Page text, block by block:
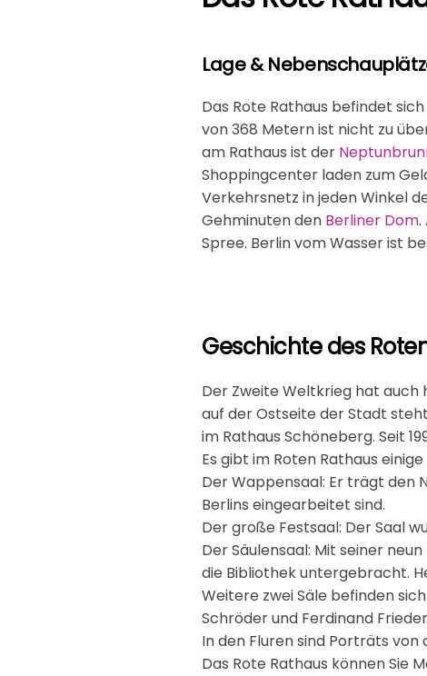
Lage &
Das Rote Rathaus befindet
von 368 Metern ist nicht zu
am Rathaus ist der
Shoppingcenter laden zum
Verkehrsnetz in jeden Winkel
Gehminuten den Berliner Dom.
Spree. Berlin vom Wasser ist
Geschichte des
Der Zweite Weltkrieg hat auch
auf der Ostseite der Stadt
im Rathaus Schöneberg. Seit
Es gibt im Roten Rathaus
Der Wappensaal: Er trägt den
Berlins eingearbeitet sind.
Der große Festsaal: Der Saal
Der Säulensaal: Mit seiner
die Bibliothek untergebracht.
Weitere zwei Säle befinden
Schröder und Ferdinand
In den Fluren sind Porträts von
Das Rote Rathaus können Sie